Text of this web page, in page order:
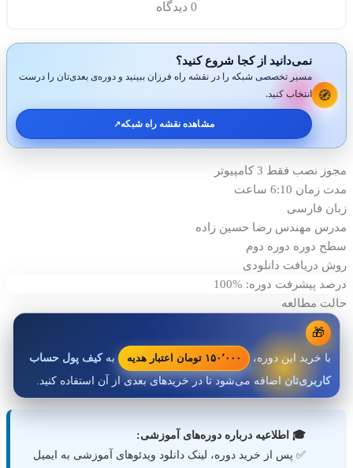
0 دیدگاه
🧭
نمی‌دانید از کجا شروع کنید؟
مسیر تخصصی شبکه را در نقشه راه فرزان ببینید و دوره‌ی بعدی‌تان را درست
انتخاب کنید.
مشاهده نقشه راه شبکه↗️
مجوز نصب فقط 3 کامپیوتر
مدت زمان 6:10 ساعت
زبان فارسی
مدرس مهندس رضا حسين زاده
سطح دوره دوره دوم
روش دریافت دانلودی
درصد پیشرفت دوره: %100
حالت مطالعه
🎁
با خرید این دوره، ۱۵۰٬۰۰۰ تومان اعتبار هدیه به کیف پول حساب
کاربری‌تاناضافه می‌شود تا در خریدهای بعدی از آن استفاده کنید.
🎓 اطلاعیه درباره دوره‌های آموزشی:
✅ پس از خرید دوره، لینک دانلود ویدئوهای آموزشی به ایمیل